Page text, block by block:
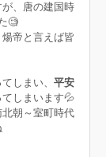
、唐の建国時
🧐
帝と言えば皆
しまい、 平安
しまいます💦
朝～室町時代